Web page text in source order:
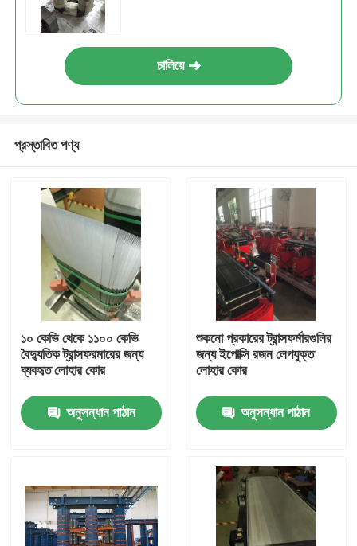
পণ্য
আমাদের সম্পর্কে
চালিয়ে
প্রস্তাবিত পণ্য
১০ কেভি থেকে ১১০০ কেভি
বৈদ্যুতিক ট্রান্সফরমারের জন্য
ব্যবহৃত লোহার কোর
অনুসন্ধান পাঠান
শুকনো প্রকারের ট্রান্সফর্মারগুলির
জন্য ইপোক্সি রজন লেপযুক্ত
লোহার কোর
অনুসন্ধান পাঠান